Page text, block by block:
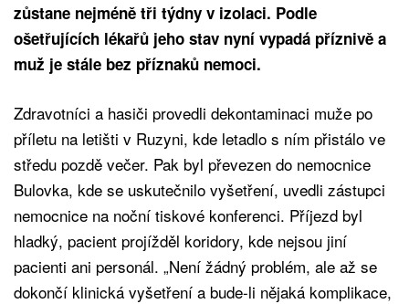
zůstane nejméně tři týdny v izolaci. Podle
ošetřujících lékařů jeho stav nyní vypadá příznivě a
muž je stále bez příznaků nemoci.
Zdravotníci a hasiči provedli dekontaminaci muže po
příletu na letišti v Ruzyni, kde letadlo s ním přistálo ve
středu pozdě večer. Pak byl převezen do nemocnice
Bulovka, kde se uskutečnilo vyšetření, uvedli zástupci
nemocnice na noční tiskové konferenci. Příjezd byl
hladký, pacient projížděl koridory, kde nejsou jiní
pacienti ani personál. „Není žádný problém, ale až se
dokončí klinická vyšetření a bude-li nějaká komplikace,